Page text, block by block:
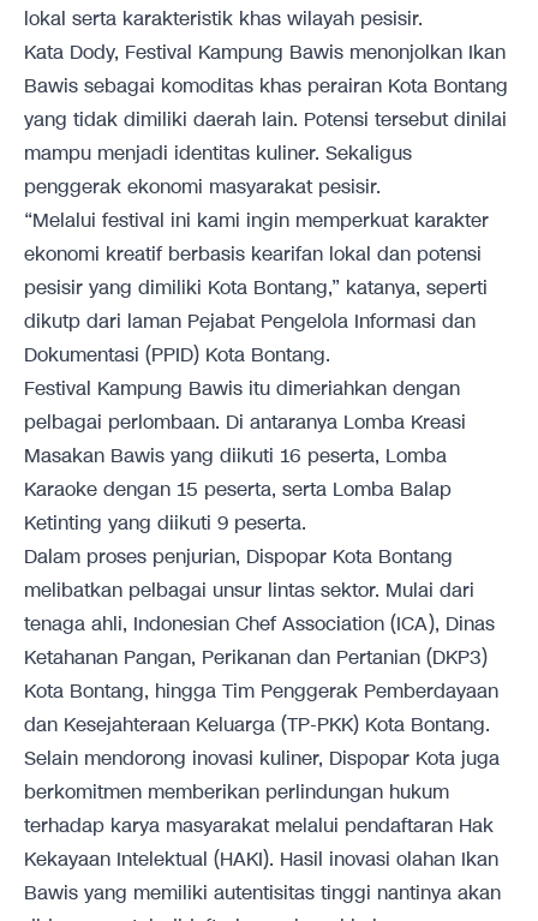
lokal serta karakteristik khas wilayah pesisir.
Kata Dody, Festival Kampung Bawis menonjolkan Ikan
Bawis sebagai komoditas khas perairan Kota Bontang
yang tidak dimiliki daerah lain. Potensi tersebut dinilai
mampu menjadi identitas kuliner. Sekaligus
penggerak ekonomi masyarakat pesisir.
“Melalui festival ini kami ingin memperkuat karakter
ekonomi kreatif berbasis kearifan lokal dan potensi
pesisir yang dimiliki Kota Bontang,” katanya, seperti
dikutp dari laman Pejabat Pengelola Informasi dan
Dokumentasi (PPID) Kota Bontang.
Festival Kampung Bawis itu dimeriahkan dengan
pelbagai perlombaan. Di antaranya Lomba Kreasi
Masakan Bawis yang diikuti 16 peserta, Lomba
Karaoke dengan 15 peserta, serta Lomba Balap
Ketinting yang diikuti 9 peserta.
Dalam proses penjurian, Dispopar Kota Bontang
melibatkan pelbagai unsur lintas sektor. Mulai dari
tenaga ahli, Indonesian Chef Association (ICA), Dinas
Ketahanan Pangan, Perikanan dan Pertanian (DKP3)
Kota Bontang, hingga Tim Penggerak Pemberdayaan
dan Kesejahteraan Keluarga (TP-PKK) Kota Bontang.
Selain mendorong inovasi kuliner, Dispopar Kota juga
berkomitmen memberikan perlindungan hukum
terhadap karya masyarakat melalui pendaftaran Hak
Kekayaan Intelektual (HAKI). Hasil inovasi olahan Ikan
Bawis yang memiliki autentisitas tinggi nantinya akan